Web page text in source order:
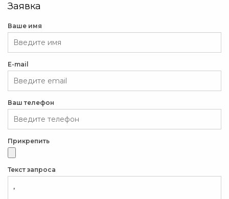
Заявка
Ваше имя
E-mail
Ваш телефон
Прикрепить
Текст запроса